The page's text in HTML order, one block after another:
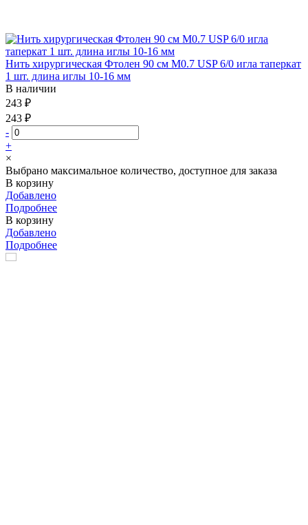
Нить хирургическая Фтолен 90 см М0.7 USP 6/0 игла таперкат
1 шт. длина иглы 10-16 мм
В наличии
243 ₽
243 ₽
-
+
×
Выбрано максимальное количество, доступное для заказа
В корзину
Добавлено
Подробнее
В корзину
Добавлено
Подробнее